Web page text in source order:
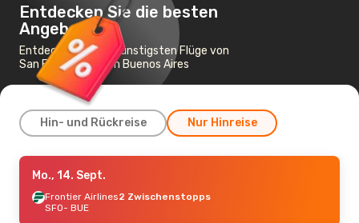
Entdecken Sie die besten
Angebote
Entdecken Sie die günstigsten Flüge von
San Francisco nach Buenos Aires
Hin- und Rückreise Nur Hinreise
Mo., 14. Sept.
Frontier Airlines
2 Zwischenstopps
Mo., 14. Sept.
Frontier Airlines2 Zwischenstopps
SFO- BUE